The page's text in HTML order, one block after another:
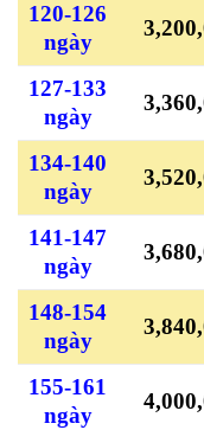
120-126
ngày
127-133
ngày
134-140
ngày
141-147
ngày
148-154
ngày
155-161
ngày